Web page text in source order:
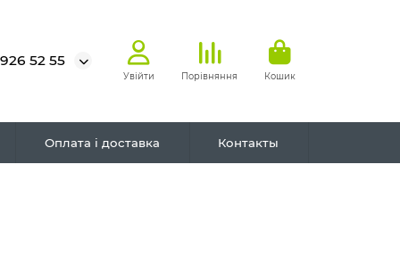
52 55
Увійти Порівняння Кошик
Оплата і доставка Контакты